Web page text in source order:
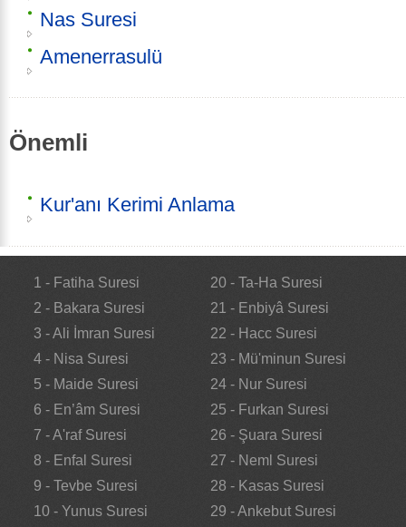
Nas Suresi
Amenerrasulü
Önemli
Kur'anı Kerimi Anlama
1 - Fatiha Suresi
2 - Bakara Suresi
3 - Ali İmran Suresi
4 - Nisa Suresi
5 - Maide Suresi
6 - En’âm Suresi
7 - A'raf Suresi
8 - Enfal Suresi
9 - Tevbe Suresi
10 - Yunus Suresi
20 - Ta-Ha Suresi
21 - Enbiyâ Suresi
22 - Hacc Suresi
23 - Mü'minun Suresi
24 - Nur Suresi
25 - Furkan Suresi
26 - Şuara Suresi
27 - Neml Suresi
28 - Kasas Suresi
29 - Ankebut Suresi